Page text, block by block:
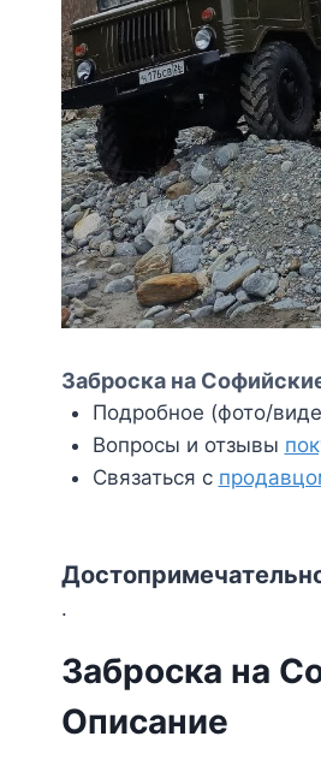
Заброска на
Подробное (фото/
Вопросы и отзывы
Связаться с
.
Заброска на
Описание